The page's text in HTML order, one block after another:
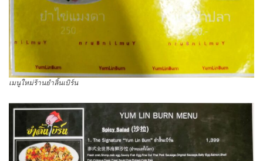
เมนูใหม่ร้านยำลิ้นเบิร์น